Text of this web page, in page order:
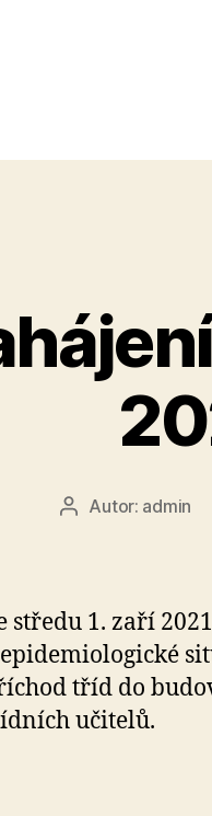
AutorAutor: admin
středu 1. zaří
tříd do
učitelů.